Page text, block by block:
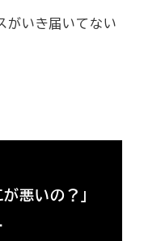
がいき届いてない
悪いの？」